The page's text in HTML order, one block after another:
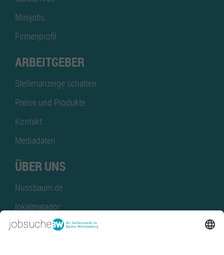
Minijobs
Firmenprofil
ARBEITGEBER
Stellenanzeige schalten
Preise und Produkte
Kontakt
Mediadaten
ÜBER UNS
Nussbaum.de
lokalmatador
kaufinBW